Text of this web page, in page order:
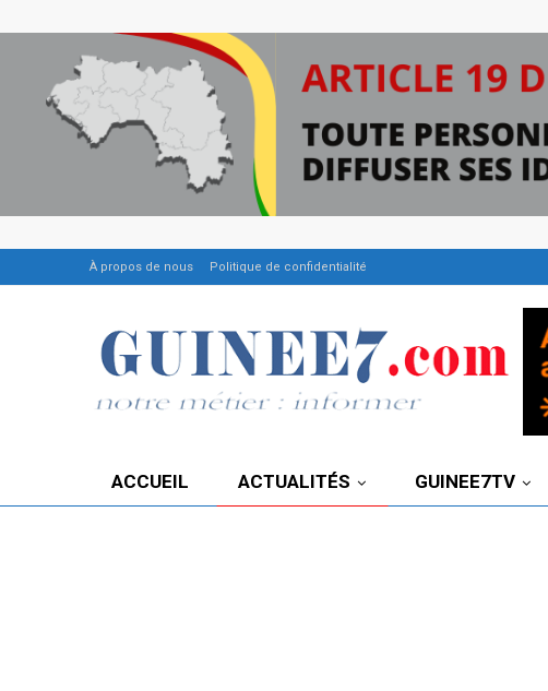
À propos de nous Politique de confidentialité
ACCUEIL ACTUALITÉS GUINEE7TV